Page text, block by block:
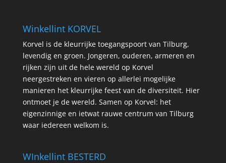
Winkellint KORVEL
Korvel is de kleurrijke toegangspoort van Tilburg,
levendig en groen. Jongeren, ouderen, armeren en
rijken zijn uit de hele wereld op Korvel
neergestreken en vieren op allerlei mogelijke
manieren het kleurrijke feest van de diversiteit. Hier
ontmoet je de wereld. Samen op Korvel: het
eigenzinnige en ietwat rauwe centrum van Tilburg
waar iedereen welkom is.
WInkellint BESTERD